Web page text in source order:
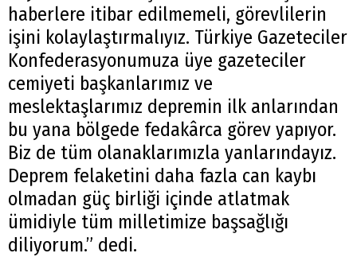
haberlere itibar edilmemeli, görevlilerin
işini kolaylaştırmalıyız. Türkiye Gazeteciler
Konfederasyonumuza üye gazeteciler
cemiyeti başkanlarımız ve
meslektaşlarımız depremin ilk anlarından
bu yana bölgede fedakârca görev yapıyor.
Biz de tüm olanaklarımızla yanlarındayız.
Deprem felaketini daha fazla can kaybı
olmadan güç birliği içinde atlatmak
ümidiyle tüm milletimize başsağlığı
diliyorum.” dedi.